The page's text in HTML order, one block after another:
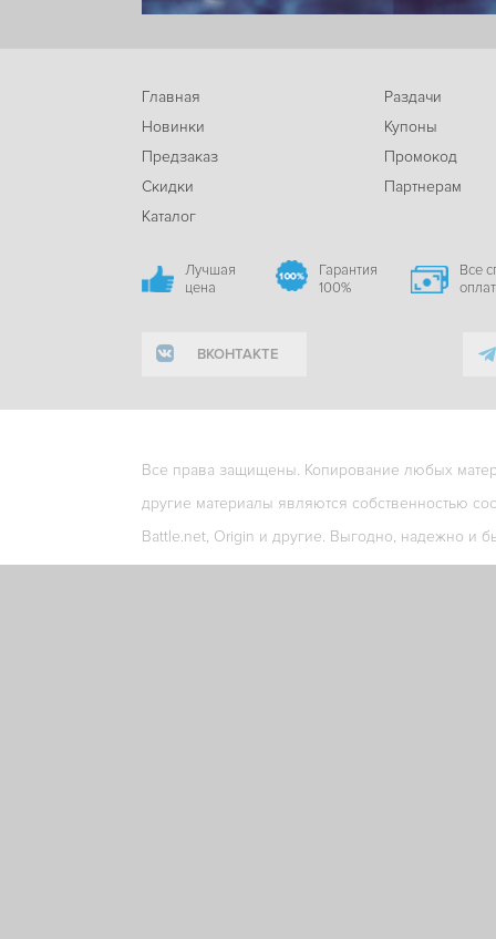
Главная
Новинки
Предзаказ
Скидки
Каталог
Раздачи
Купоны
Промокод
Партнерам
Лучшая
цена
Гарантия
100%
Все
ВКОНТАКТЕ
Все права защищены. Копирование любых
другие материалы являются собственностью
Battle.net, Origin и другие. Выгодно, надежно и